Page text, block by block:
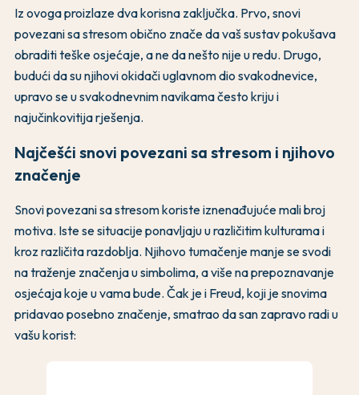
Iz ovoga proizlaze dva korisna zaključka. Prvo, snovi
povezani sa stresom obično znače da vaš sustav pokušava
obraditi teške osjećaje, a ne da nešto nije u redu. Drugo,
budući da su njihovi okidači uglavnom dio svakodnevice,
upravo se u svakodnevnim navikama često kriju i
najučinkovitija rješenja.
Najčešći snovi povezani sa stresom i njihovo
značenje
Snovi povezani sa stresom koriste iznenađujuće mali broj
motiva. Iste se situacije ponavljaju u različitim kulturama i
kroz različita razdoblja. Njihovo tumačenje manje se svodi
na traženje značenja u simbolima, a više na prepoznavanje
osjećaja koje u vama bude. Čak je i Freud, koji je snovima
pridavao posebno značenje, smatrao da san zapravo radi u
vašu korist: